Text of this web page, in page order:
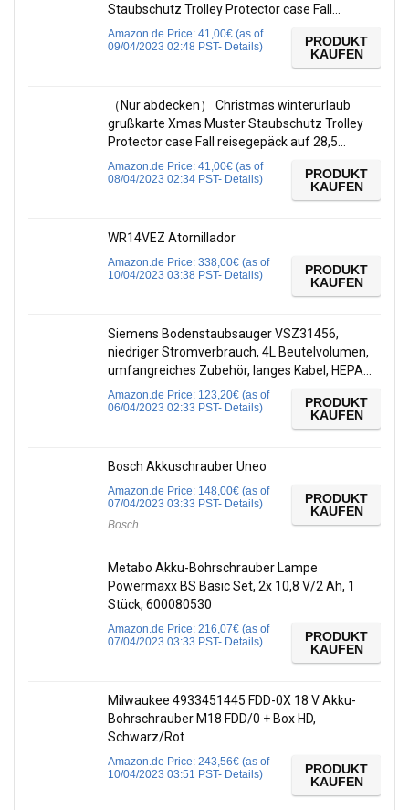
Staubschutz Trolley Protector case Fall…
Amazon.de Price: 41,00€ (as of
09/04/2023 02:48 PST- Details)
PRODUKT
KAUFEN
（Nur abdecken） Christmas winterurlaub
grußkarte Xmas Muster Staubschutz Trolley
Protector case Fall reisegepäck auf 28,5…
Amazon.de Price: 41,00€ (as of
08/04/2023 02:34 PST- Details)
PRODUKT
KAUFEN
WR14VEZ Atornillador
Amazon.de Price: 338,00€ (as of
10/04/2023 03:38 PST- Details)
PRODUKT
KAUFEN
Siemens Bodenstaubsauger VSZ31456,
niedriger Stromverbrauch, 4L Beutelvolumen,
umfangreiches Zubehör, langes Kabel, HEPA…
Amazon.de Price: 123,20€ (as of
06/04/2023 02:33 PST- Details)
PRODUKT
KAUFEN
Bosch Akkuschrauber Uneo
Amazon.de Price: 148,00€ (as of
07/04/2023 03:33 PST- Details)
Bosch
PRODUKT
KAUFEN
Metabo Akku-Bohrschrauber Lampe
Powermaxx BS Basic Set, 2x 10,8 V/2 Ah, 1
Stück, 600080530
Amazon.de Price: 216,07€ (as of
07/04/2023 03:33 PST- Details)
PRODUKT
KAUFEN
Milwaukee 4933451445 FDD-0X 18 V Akku-
Bohrschrauber M18 FDD/0 + Box HD,
Schwarz/Rot
Amazon.de Price: 243,56€ (as of
10/04/2023 03:51 PST- Details)
PRODUKT
KAUFEN